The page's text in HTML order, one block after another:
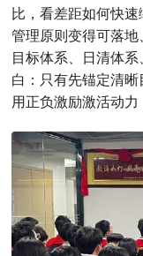
比，看差距如何快
管理原则变得可落
目标体系、日清体
白：只有先锚定清
用正负激励激活动力